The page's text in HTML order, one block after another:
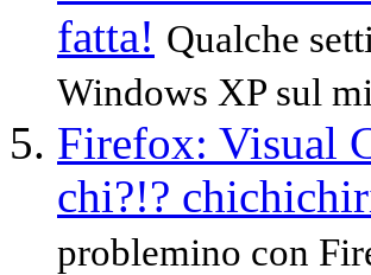
fatta! Qualche
Windows XP sul
Firefox: Visual
chi?!?
problemino con